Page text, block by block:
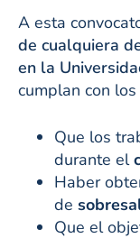
A esta
de cualquiera
en la
cumplan con
Que los
durante el
Haber
de
Que el